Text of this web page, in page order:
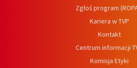
Zgłoś program
Kariera w TVP
Kontakt
Centrum informacji
Komisja Etyki